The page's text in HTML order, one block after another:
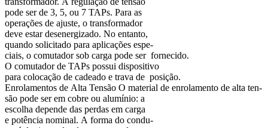
pode ser de 3, 5, ou 7 TAPs. Para as
operações de ajuste, o transformador
deve estar desenergizado. No entanto,
quando solicitado para aplicações espe-
ciais, o comutador sob carga pode ser fornecido.
O comutador de TAPs possui dispositivo
para colocação de cadeado e trava de posição.
Enrolamentos de Alta Tensão O material de enrolamento de alta ten-
são pode ser em cobre ou alumínio: a
escolha depende das perdas em carga
e potência nominal. A forma do condu-